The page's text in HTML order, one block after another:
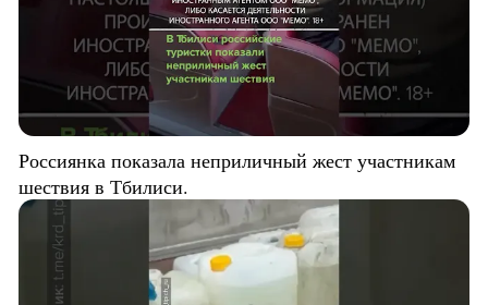
Россиянка показала неприличный жест участникам
шествия в Тбилиси.